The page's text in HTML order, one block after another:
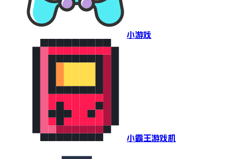
小游戏
小霸王游戏机